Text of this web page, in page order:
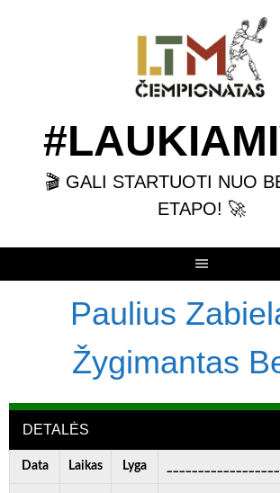
🎬 GALI STARTUOTI NUO
ETAPO! 🚀
Paulius
Žygimantas
DETALĖS
Data Laikas Lyga